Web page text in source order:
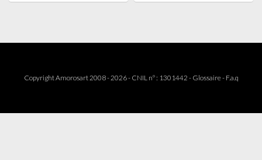
Copyright Amorosart 2008 - 2026 - CNIL n° : 1301442 - Glossaire- F.a.q